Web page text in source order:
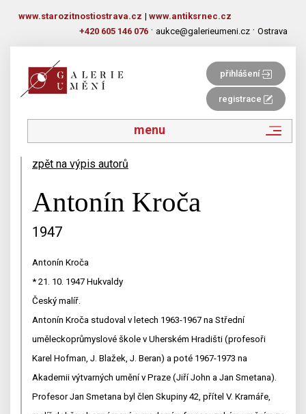
www.starozitnostiostrava.cz | www.antiksrnec.cz
+420 605 146 076 · aukce@galerieumeni.cz · Ostrava
přihlášení
registrace
menu
zpět na výpis autorů
Antonín Kroča
1947
Antonín Kroča
* 21. 10. 1947 Hukvaldy
Český malíř.
Antonín Kroča studoval v letech 1963-1967 na Střední
uměleckoprůmyslové škole v Uherském Hradišti (profesoři
Karel Hofman, J. Blažek, J. Beran) a poté 1967-1973 na
Akademii výtvarných umění v Praze (Jiří John a Jan Smetana).
Profesor Jan Smetana byl člen Skupiny 42, přítel V. Kramáře,